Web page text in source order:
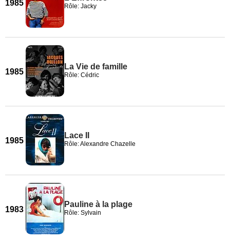
1985 Rôle: Jacky
1985
La Vie de famille
Rôle: Cédric
1985
Lace II
Rôle: Alexandre Chazelle
1983
Pauline à la plage
Rôle: Sylvain